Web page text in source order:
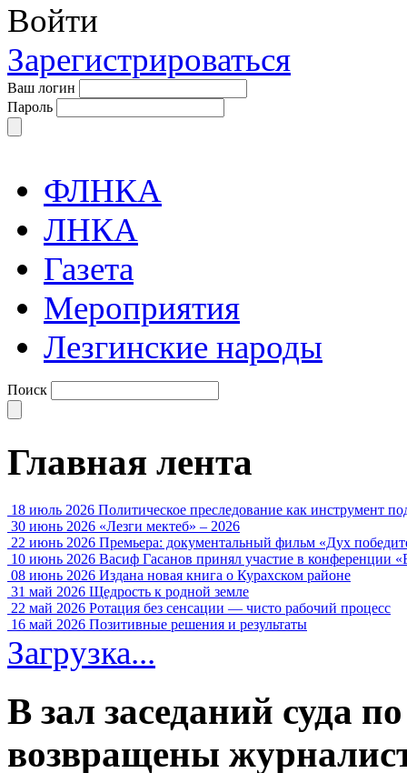
Войти
Зарегистрироваться
Ваш логин
Пароль
ФЛНКА
ЛНКА
Газета
Мероприятия
Лезгинские народы
Поиск
Главная лента
18 июль 2026 Политическое преследование как инструмент
30 июнь 2026 «Лезги мектеб» – 2026
22 июнь 2026 Премьера: документальный фильм «Дух
10 июнь 2026 Васиф Гасанов принял участие в конференции
08 июнь 2026 Издана новая книга о Курахском районе
31 май 2026 Щедрость к родной земле
22 май 2026 Ротация без сенсации — чисто рабочий процесс
16 май 2026 Позитивные решения и результаты
Загрузка...
В зал заседаний суда
возвращены